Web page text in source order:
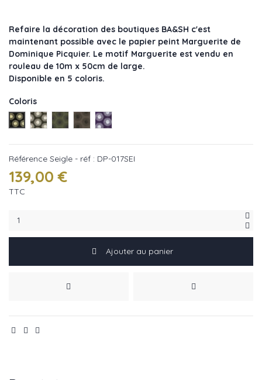
Refaire la décoration des boutiques BA&SH c'est
maintenant possible avec le papier peint Marguerite de
Dominique Picquier. Le motif Marguerite est vendu en
rouleau de 10m x 50cm de large.
Disponible en 5 coloris.
Coloris
Seigle - réf : DP-017SEI
Anthracite - réf : DP-017ANT
Olive - réf : DP-017OLI
Chateigne - réf : DP-017CHA
Prune - réf : DP-017PRU
Référence Seigle - réf : DP-017SEI
139,00 €
TTC
Ajouter au panier